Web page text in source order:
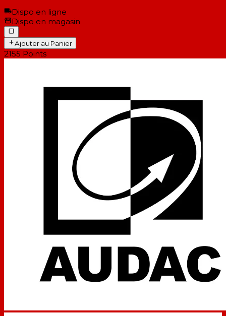
Dispo en ligne
Dispo en magasin
Ajouter au Panier
2155 Points